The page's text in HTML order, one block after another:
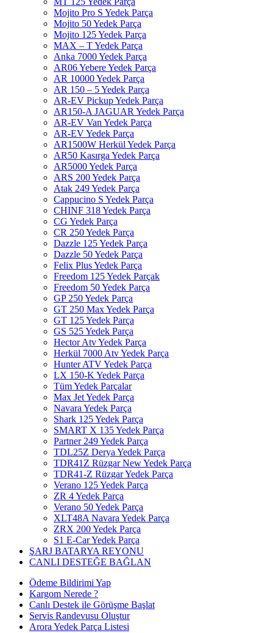
Mojito Pro S Yedek Parça
Mojito 50 Yedek Parça
Mojito 125 Yedek Parça
MAX – T Yedek Parça
Anka 7000 Yedek Parça
AR06 Yebere Yedek Parça
AR 10000 Yedek Parça
AR 150 – 5 Yedek Parça
AR-EV Pickup Yedek Parça
AR150-A JAGUAR Yedek Parça
AR-EV Van Yedek Parça
AR-EV Yedek Parça
AR1500W Herkül Yedek Parça
AR50 Kasırga Yedek Parça
AR5000 Yedek Parça
ARS 200 Yedek Parça
Atak 249 Yedek Parça
Cappucino S Yedek Parça
CHINF 318 Yedek Parça
CG Yedek Parça
CR 250 Yedek Parça
Dazzle 125 Yedek Parça
Dazzle 50 Yedek Parça
Felix Plus Yedek Parça
Freedom 125 Yedek Parçak
Freedom 50 Yedek Parça
GP 250 Yedek Parça
GT 250 Max Yedek Parça
GT 125 Yedek Parça
GS 525 Yedek Parça
Hector Atv Yedek Parça
Herkül 7000 Atv Yedek Parça
Hunter ATV Yedek Parça
LX 150-K Yedek Parça
Tüm Yedek Parçalar
Max Jet Yedek Parça
Navara Yedek Parça
Shark 125 Yedek Parça
SMART X 135 Yedek Parça
Partner 249 Yedek Parça
TDL25Z Derya Yedek Parça
TDR41Z Rüzgar New Yedek Parça
TDR41-Z Rüzgar Yedek Parça
Verano 125 Yedek Parça
ZR 4 Yedek Parça
Verano 50 Yedek Parça
XLT48A Navara Yedek Parça
ZRX 200 Yedek Parça
S1 E-Car Yedek Parça
ŞARJ BATARYA REYONU
CANLI DESTEĞE BAĞLAN
Ödeme Bildirimi Yap
Kargom Nerede ?
Canlı Destek ile Görüşme Başlat
Servis Randevusu Oluştur
Arora Yedek Parça Listesi